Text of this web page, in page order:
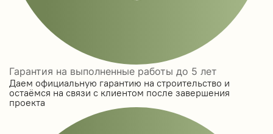
Гарантия на выполненные работы до 5 лет
Даем официальную гарантию на строительство и
остаёмся на связи с клиентом после завершения
проекта